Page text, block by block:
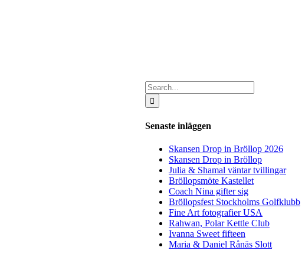
Search
for:
Senaste inläggen
Skansen Drop in Bröllop 2026
Skansen Drop in Bröllop
Julia & Shamal väntar tvillingar
Bröllopsmöte Kastellet
Coach Nina gifter sig
Bröllopsfest Stockholms Golfklubb
Fine Art fotografier USA
Rahwan, Polar Kettle Club
Ivanna Sweet fifteen
Maria & Daniel Rånäs Slott